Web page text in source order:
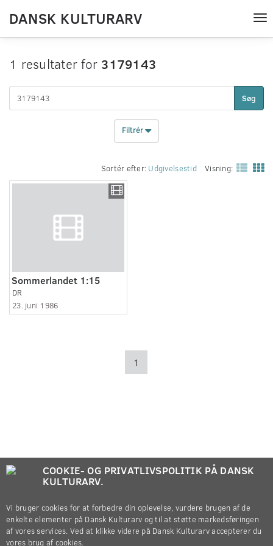
DANSK KULTURARV
1 resultater for 3179143
Søg
Filtrér
Sortér efter: Udgivelsestid Visning:
Sommerlandet 1:15
DR
23. juni 1986
1
COOKIE- OG PRIVATLIVSPOLITIK PÅ DANSK
KULTURARV.
Vi bruger cookies for at forbedre din oplevelse, vurdere brugen af de
enkelte elementer på Dansk Kulturarv og til at støtte markedsføringen
af vores services. Ved at klikke videre på Dansk Kulturarv accepterer du
vores brug af cookies.